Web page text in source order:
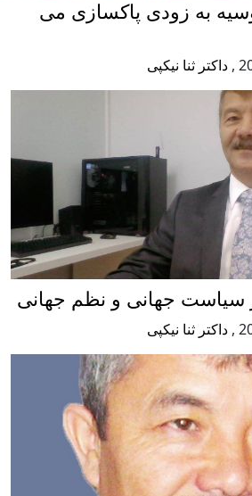
پاکسازی می
و نظم جهانی